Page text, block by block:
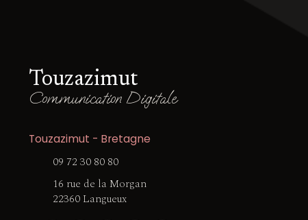
Touzazimut
Communication Digitale
Touzazimut - Bretagne
09 72 30 80 80
16 rue de la Morgan
22360 Langueux